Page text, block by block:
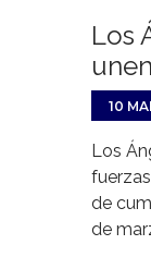
Los
10
Los
de
de